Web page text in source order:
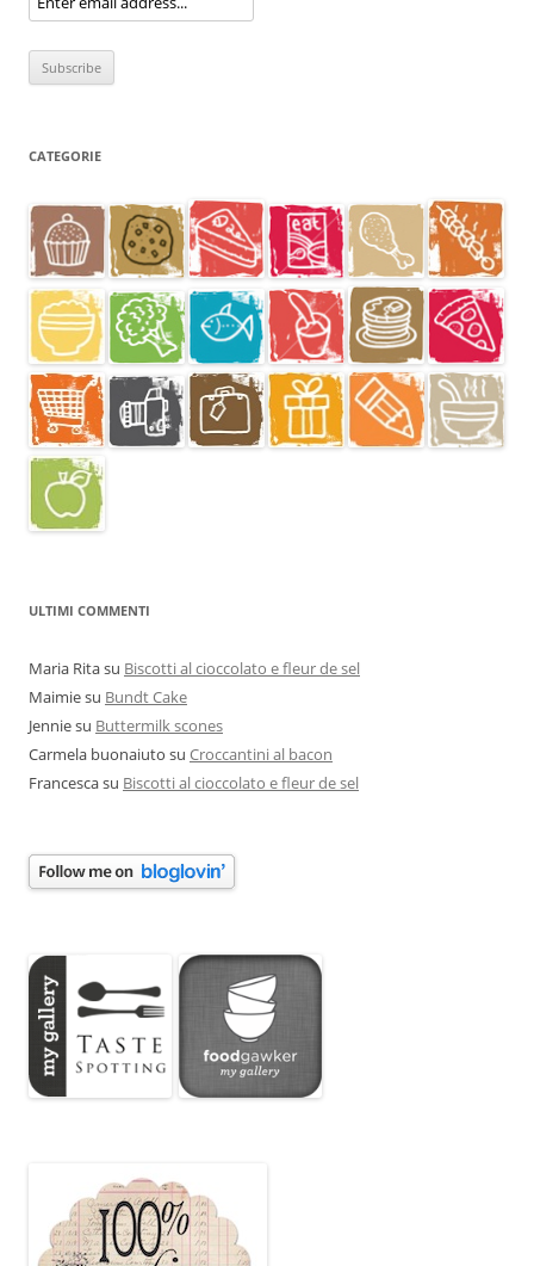
CATEGORIE
ULTIMI COMMENTI
Maria Ritasu Biscotti al cioccolato e fleur de sel
Maimiesu Bundt Cake
Jenniesu Buttermilk scones
Carmela buonaiuto su Croccantini al bacon
Francescasu Biscotti al cioccolato e fleur de sel